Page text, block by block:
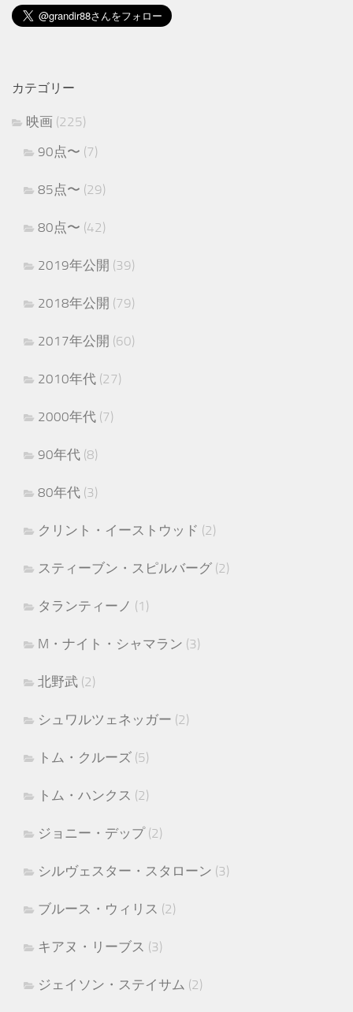
カテゴリー
映画 (225)
90点〜 (7)
85点〜 (29)
80点〜 (42)
2019年公開 (39)
2018年公開 (79)
2017年公開 (60)
2010年代 (27)
2000年代 (7)
90年代 (8)
80年代 (3)
クリント・イーストウッド (2)
スティーブン・スピルバーグ (2)
タランティーノ (1)
M・ナイト・シャマラン (3)
北野武 (2)
シュワルツェネッガー (2)
トム・クルーズ (5)
トム・ハンクス (2)
ジョニー・デップ(2)
シルヴェスター・スタローン (3)
ブルース・ウィリス (2)
キアヌ・リーブス (3)
ジェイソン・ステイサム (2)